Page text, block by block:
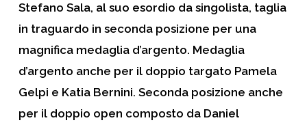
Stefano Sala, al suo esordio da singolista, taglia
in traguardo in seconda posizione per una
magnifica medaglia d’argento. Medaglia
d’argento anche per il doppio targato Pamela
Gelpi e Katia Bernini. Seconda posizione anche
per il doppio open composto da Daniel